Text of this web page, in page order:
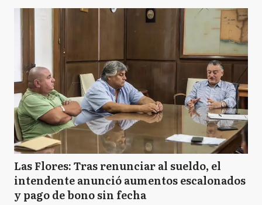
Las Flores: Tras renunciar al sueldo, el
intendente anunció aumentos escalonados
y pago de bono sin fecha